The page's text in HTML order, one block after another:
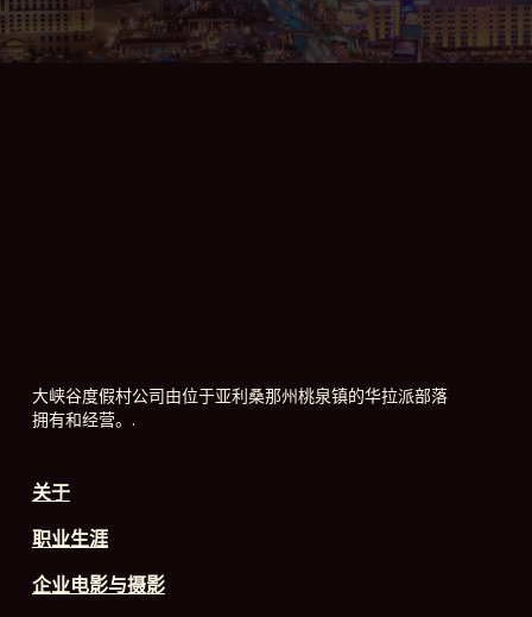
大峡谷度假村公司由位于亚利桑那州桃泉镇的华拉派部落
拥有和经营。.
关于
职业生涯
企业电影与摄影